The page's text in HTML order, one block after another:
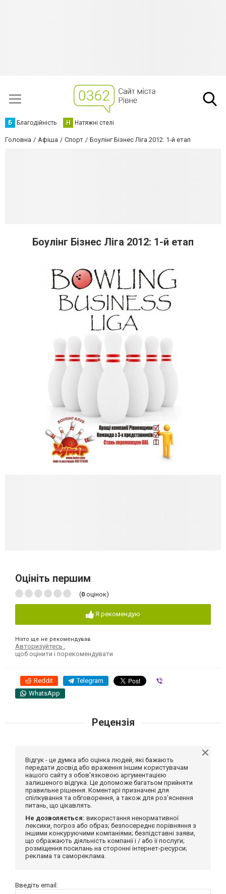
Б Благодійність Н Натяжні стелі
Головна Афіша Спорт Боулінг Бізнес Ліга 2012: 1-й етап
Боулінг Бізнес Ліга 2012: 1-й етап
Оцініть першим
(0 оцінок)
Я рекомендую
Ніхто ще не рекомендував
Авторизуйтесь
щоб оцінити і порекомендувати
Reddit Telegram
WhatsApp
Рецензія
Відгук - це думка або оцінка людей, які бажають
передати досвід або враження іншим користувачам
нашого сайту з обов'язковою аргументацією
залишеного відгука. Це допоможе багатьом прийняти
правильне рішення. Коментарі призначені для
спілкування та обговорення, а також для роз'яснення
питань, що цікавлять.
Не дозволяється: використання ненормативної
лексики, погроз або образ; безпосереднє порівняння з
іншими конкуруючими компаніями; безпідставні заяви,
що ображають діяльність компанії і / або її послуги;
розміщення посилань на сторонні інтернет-ресурси;
реклама та самореклама.
Введіть email: